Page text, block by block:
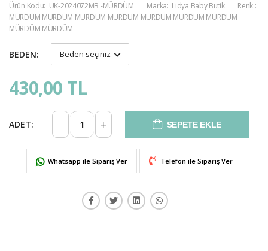
Ürün Kodu: UK-2024072MB -MÜRDÜM Marka: Lidya Baby Butik
Renk :
MÜRDÜM MÜRDÜM MÜRDÜM MÜRDÜM MÜRDÜM MÜRDÜM MÜRDÜM
MÜRDÜM MÜRDÜM
BEDEN:
430,00 TL
ADET: SEPETE EKLE
Whatsapp ile Sipariş Ver Telefon ile Sipariş Ver